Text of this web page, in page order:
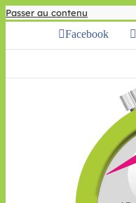
Passer au contenu
Facebook